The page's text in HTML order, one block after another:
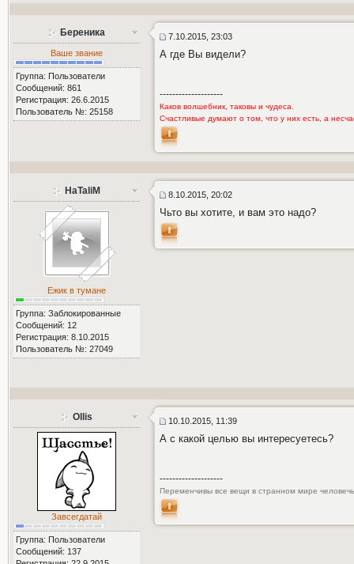
Береника
Ваше звание
Группа: Пользователи
Сообщений: 861
Регистрация: 26.6.2015
Пользователь №: 25158
7.10.2015, 23:03
А где Вы видели?
--------------------
Каков волшебник, таковы и чудеса.
Счастливые думают о том, что у них есть, а
HaTaliМ
Ежик в тумане
Группа: Заблокированные
Сообщений: 12
Регистрация: 8.10.2015
Пользователь №: 27049
8.10.2015, 20:02
Чьто вы хотите, и вам это надо?
Ollis
Завсегдатай
Группа: Пользователи
Сообщений: 137
10.10.2015, 11:39
А с какой целью вы интересуетесь?
--------------------
Переменчивы все вещи в странном мире